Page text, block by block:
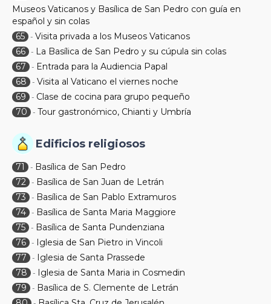
Museos Vaticanos y Basílica de San Pedro con guía en
español y sin colas
65 - Visita privada a los Museos Vaticanos
66 - La Basílica de San Pedro y su cúpula sin colas
67
- Entrada para la Audiencia Papal
68
- Visita al Vaticano el viernes noche
69
- Clase de cocina para grupo pequeño
70
- Tour gastronómico, Chianti y Umbría
Edificios religiosos
71 - Basílica de San Pedro
72 - Basílica de San Juan de Letrán
73
- Basílica de San Pablo Extramuros
74 - Basílica de Santa Maria Maggiore
75 - Basílica de Santa Pundenziana
76 - Iglesia de San Pietro in Vincoli
77
- Iglesia de Santa Prassede
78
- Iglesia de Santa Maria in Cosmedin
79
- Basílica de S. Clemente de Letrán